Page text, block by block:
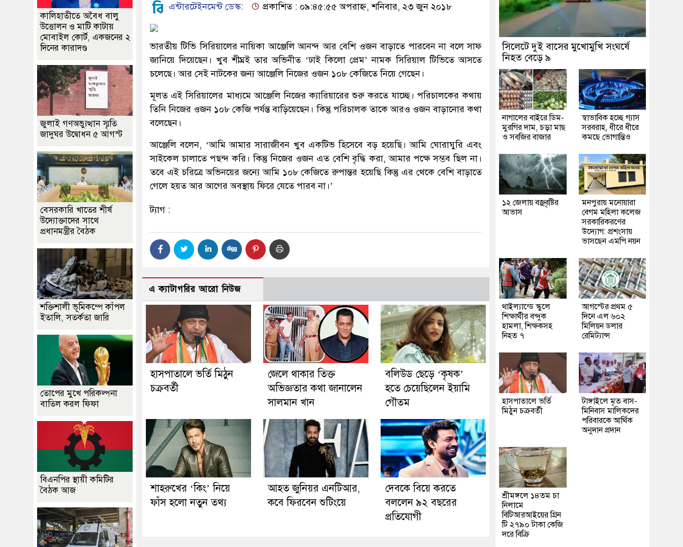
এন্টারটেইনমেন্ট ডেস্ক: প্রকাশিত : ০৯:৪৫:৫৫ অপরাহ্ন, শনিবার, ২৩ জুন ২০১৮
ভারতীয় টিভি সিরিয়ালের নায়িকা আঞ্জেলি আনন্দ আর বেশি ওজন বাড়াতে পারবেন না বলে সাফ
জানিয়ে দিয়েছেন। খুব শীঘ্রই তার অভিনীত ‘ঢাই কিলো প্রেম’ নামক সিরিয়াল টিভিতে আসতে
চলেছে। আর সেই নাটকের জন্য আঞ্জেলি নিজের ওজন ১০৮ কেজিতে নিয়ে গেছেন।
মূলত এই সিরিয়ালের মাধ্যমে আঞ্জেলি নিজের ক্যারিয়ারের শুরু করতে যাচ্ছে। পরিচালকের কথায়
তিনি নিজের ওজন ১০৮ কেজি পর্যন্ত বাড়িয়েছেন। কিন্তু পরিচালক তাকে আরও ওজন বাড়ানোর কথা
বলেছেন।
আঞ্জেলি বলেন, ‘আমি আমার সারাজীবন খুব একটিভ হিসেবে বড় হয়েছি। আমি ঘোরাঘুরি এবং
সাইকেল চালাতে পছন্দ করি। কিন্তু নিজের ওজন এত বেশি বৃদ্ধি করা, আমার পক্ষে সম্ভব ছিল না।
তবে এই চরিত্রে অভিনয়ের জন্যে আমি ১০৮ কেজিতে রুপান্তর হয়েছি কিন্তু এর থেকে বেশি বাড়াতে
গেলে হয়ত আর আগের অবস্থায় ফিরে যেতে পারব না।’
ট্যাগ :
এ ক্যাটাগরির আরো নিউজ
হাসপাতালে ভর্তি মিঠুন
চক্রবর্তী
জেলে থাকার তিক্ত
অভিজ্ঞতার কথা জানালেন
সালমান খান
বলিউড ছেড়ে ‘কৃষক’
হতে চেয়েছিলেন ইয়ামি
গৌতম
শাহরুখের ‘কিং’ নিয়ে
ফাঁস হলো নতুন তথ্য
আহত জুনিয়র এনটিআর,
কবে ফিরবেন শুটিংয়ে
দেবকে বিয়ে করতে
বললেন ৯২ বছরের
প্রতিযোগী
কালিহাতীতে অবৈধ বালু
উত্তোলন ও মাটি কাটায়
মোবাইল কোর্ট, একজনের ২
দিনের কারাদণ্ড
জুলাই গণঅভ্যুত্থান স্মৃতি
জাদুঘর উদ্বোধন ৫ আগস্ট
বেসরকারি খাতের শীর্ষ
উদ্যোক্তাদের সাথে
প্রধানমন্ত্রীর বৈঠক
শক্তিশালী ভূমিকম্পে কাঁপল
ইতালি, সতর্কতা জারি
তোপের মুখে পরিকল্পনা
বাতিল করল ফিফা
বিএনপির স্থায়ী কমিটির
বৈঠক আজ
সিলেটে দুই বাসের মুখোমুখি সংঘর্ষে
নিহত বেড়ে ৯
নাগালের বাইরে ডিম-
মুরগির দাম, চড়া মাছ
ও সবজির বাজার
স্বাভাবিক হচ্ছে গ্যাস
সরবরাহ, ধীরে ধীরে
কমছে ভোগান্তিও
১২ জেলায় বজ্রবৃষ্টির
আভাস
মনপুরায় মনোয়ারা
বেগম মহিলা কলেজ
সরকারিকরণের
উদ্যোগ: প্রশংসায়
ভাসছেন এমপি নয়ন
থাইল্যান্ডে স্কুলে
শিক্ষার্থীর বন্দুক
হামলা, শিক্ষকসহ
নিহত ৭
আগস্টের প্রথম ৫
দিনে এল ৬০২
মিলিয়ন ডলার
রেমিট্যান্স
হাসপাতালে ভর্তি
মিঠুন চক্রবর্তী
টাঙ্গাইলে মৃত বাস-
মিনিবাস মালিকদের
পরিবারকে আর্থিক
অনুদান প্রদান
শ্রীমঙ্গলে ১৪তম চা
নিলামে
বিটিআরআইয়ের গ্রিন
টি ২৭৯০ টাকা কেজি
দরে বিক্রি